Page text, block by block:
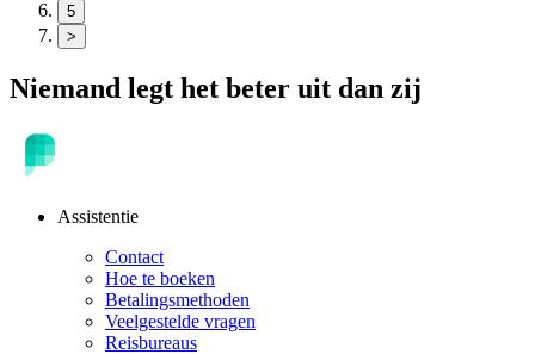
5
>
Niemand legt het beter uit dan zij
Assistentie
Contact
Hoe te boeken
Betalingsmethoden
Veelgestelde vragen
Reisbureaus